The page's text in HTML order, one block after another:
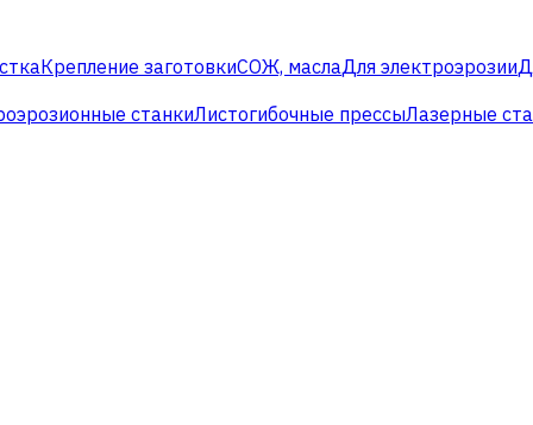
Крепление заготовкиСОЖ, маслаДля электроэрозии
станкиЛистогибочные прессыЛазерные